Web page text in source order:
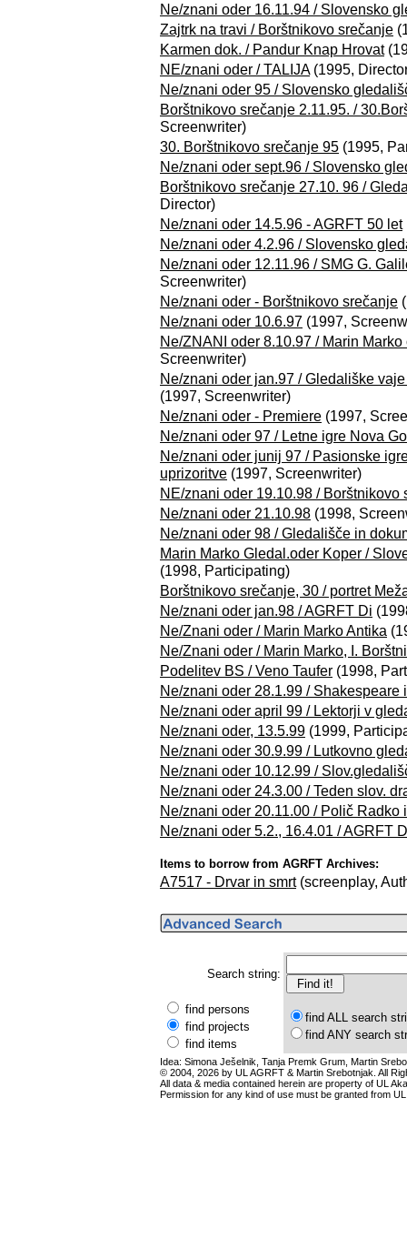
Ne/znani oder 16.11.94 / Slovensko
Zajtrk na travi / Borštnikovo srečanje
Karmen dok. / Pandur Knap Hrovat
NE/znani oder / TALIJA(1995,
Ne/znani oder 95 / Slovensko
Borštnikovo srečanje 2.11.95. /
Screenwriter)
30. Borštnikovo srečanje 95 (1995,
Ne/znani oder sept.96 / Slovensko
Borštnikovo srečanje 27.10. 96 /
Director)
Ne/znani oder 14.5.96 - AGRFT 50 let
Ne/znani oder 4.2.96 / Slovensko
Ne/znani oder 12.11.96 / SMG G.
Screenwriter)
Ne/znani oder - Borštnikovo srečanje
Ne/znani oder 10.6.97 (1997,
Ne/ZNANI oder 8.10.97 / Marin
Screenwriter)
Ne/znani oder jan.97 / Gledališke
(1997, Screenwriter)
Ne/znani oder - Premiere (1997,
Ne/znani oder 97 / Letne igre Nova
Ne/znani oder junij 97 / Pasionske
uprizoritve (1997, Screenwriter)
NE/znani oder 19.10.98 / Borštnikovo
Ne/znani oder 21.10.98 (1998,
Ne/znani oder 98 / Gledališče in
Marin Marko Gledal.oder Koper /
(1998, Participating)
Borštnikovo srečanje, 30 / portret
Ne/znani oder jan.98 / AGRFT Di
Ne/Znani oder / Marin Marko Antika
Ne/Znani oder / Marin Marko, I.
Podelitev BS / Veno Taufer (1998,
Ne/znani oder 28.1.99 / Shakespeare
Ne/znani oder april 99 / Lektorji v
Ne/znani oder, 13.5.99 (1999,
Ne/znani oder 30.9.99 / Lutkovno
Ne/znani oder 10.12.99 /
Ne/znani oder 24.3.00 / Teden slov.
Ne/znani oder 20.11.00 / Polič Radko
Ne/znani oder 5.2., 16.4.01 / AGRFT
Items to borrow from AGRFT Archives:
A7517 - Drvar in smrt(screenplay,
Search string:
find persons
find projects
find items
find ALL search
find ANY search
Idea: Simona Ješelnik, Tanja Premk Grum, Martin
© 2004, 2026 by UL AGRFT & Martin Srebotnjak. All
All data & media contained herein are property of UL
Permission for any kind of use must be granted from